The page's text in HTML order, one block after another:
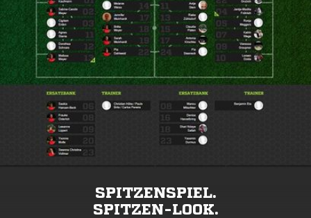
SPITZENSPIEL.
SPITZEN-LOOK.